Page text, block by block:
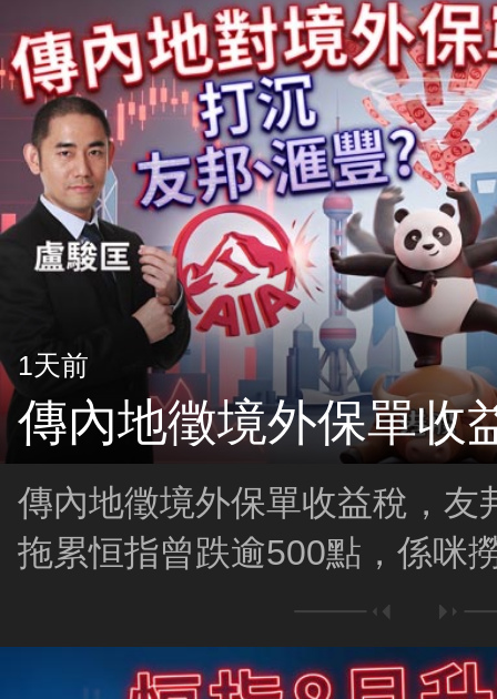
1天前
傳內地徵境外保單收
傳內地徵境外保單收益稅，友
拖累恒指曾跌逾500點，係咪